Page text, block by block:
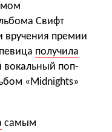
Свифт
вручения премии
получила
вокальный поп-
«Midnights»
самым